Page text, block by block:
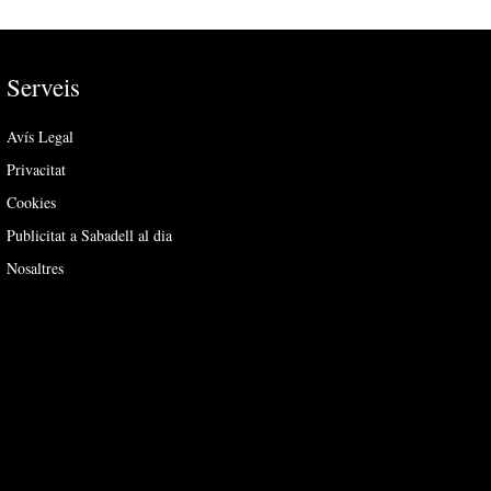
Serveis
Avís Legal
Privacitat
Cookies
Publicitat a Sabadell al dia
Nosaltres